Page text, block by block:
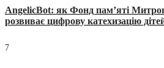
AngelicBot: як Фонд пам’яті
розвиває цифрову катехизацію
7